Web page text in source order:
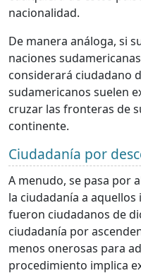
nacionalidad.
De manera análoga, si
naciones
considerará ciudadano
sudamericanos suelen
cruzar las fronteras de
continente.
Ciudadanía por
A menudo, se pasa por
la ciudadanía a
fueron ciudadanos de
ciudadanía por
menos onerosas para
procedimiento implica